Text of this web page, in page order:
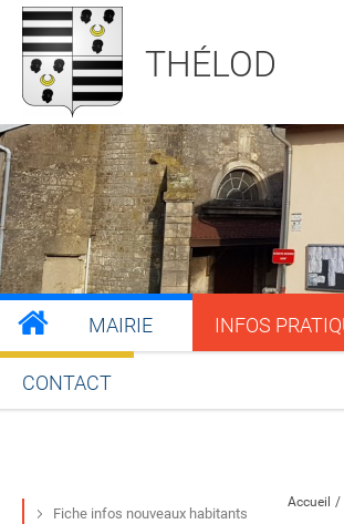
THÉLOD
MAIRIE INFOS
CONTACT
Accueil
Fiche infos nouveaux habitants